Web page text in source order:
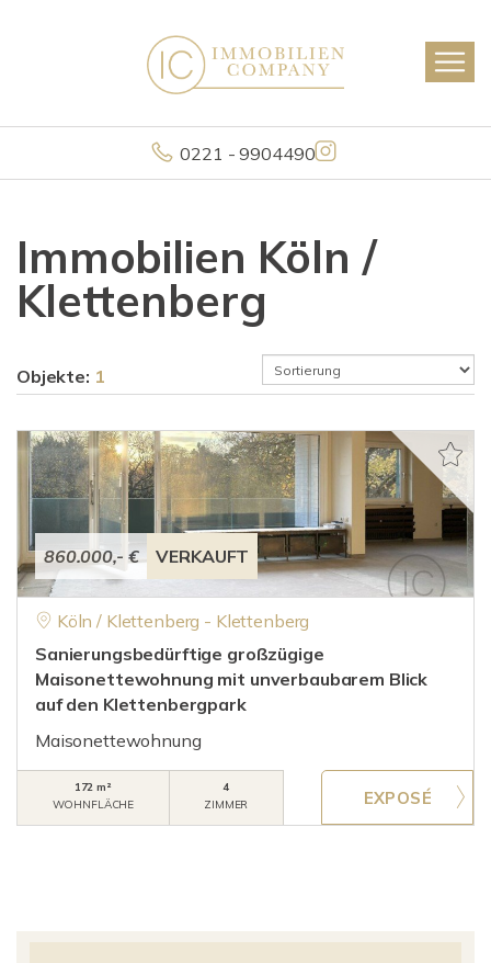
0221 - 9904490
Immobilien Köln /
Klettenberg
Objekte: 1
860.000,- € VERKAUFT
Köln / Klettenberg - Klettenberg
Sanierungsbedürftige großzügige
Maisonettewohnung mit unverbaubarem Blick
auf den Klettenbergpark
Maisonettewohnung
172 m²
WOHNFLÄCHE
4
ZIMMER